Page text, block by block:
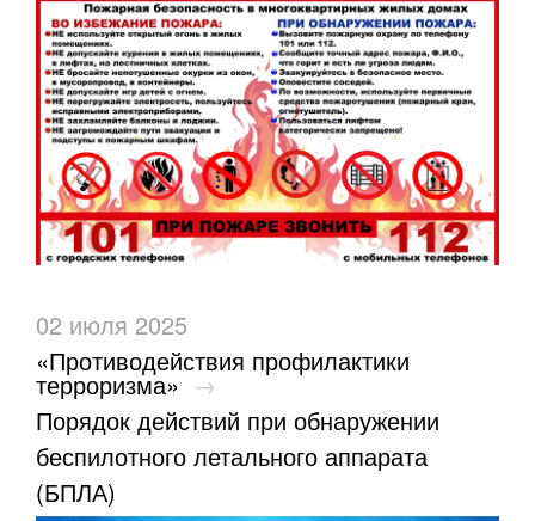
02 июля 2025
«Противодействия профилактики
терроризма» →
Порядок действий при обнаружении
беспилотного летального аппарата
(БПЛА)